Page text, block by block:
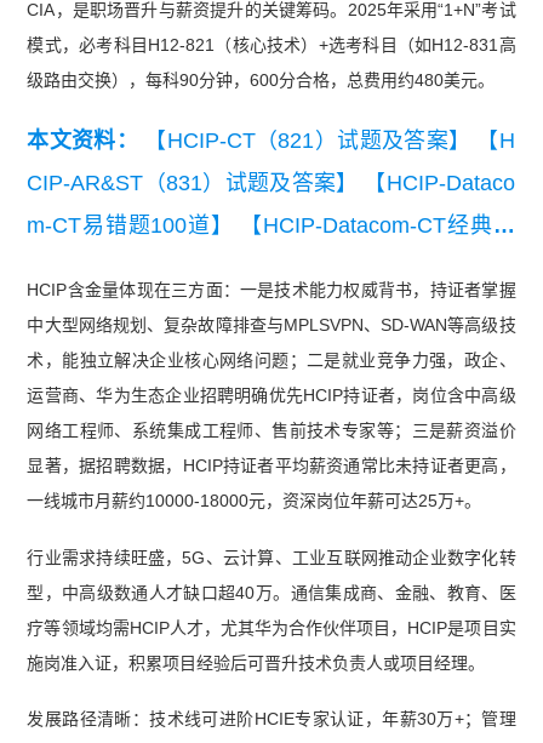
CIA，是职场晋升与薪资提升的关键筹码。2025年采用“1+N”考试
模式，必考科目H12-821（核心技术）+选考科目（如H12-831高
级路由交换），每科90分钟，600分合格，总费用约480美元。
本文资料： 【HCIP-CT（821）试题及答案】
【H
CIP-AR&ST（831）试题及答案】
【HCIP-Dataco
m-CT易错题100道】
【HCIP-Datacom-CT经典例
1）练习题】
HCIP含金量体现在三方面：一是技术能力权威背书，持证者掌握
中大型网络规划、复杂故障排查与MPLSVPN、SD-WAN等高级技
术，能独立解决企业核心网络问题；二是就业竞争力强，政企、
运营商、华为生态企业招聘明确优先HCIP持证者，岗位含中高级
网络工程师、系统集成工程师、售前技术专家等；三是薪资溢价
显著，据招聘数据，HCIP持证者平均薪资通常比未持证者更高，
一线城市月薪约10000-18000元，资深岗位年薪可达25万+。
行业需求持续旺盛，5G、云计算、工业互联网推动企业数字化转
型，中高级数通人才缺口超40万。通信集成商、金融、教育、医
疗等领域均需HCIP人才，尤其华为合作伙伴项目，HCIP是项目实
施岗准入证，积累项目经验后可晋升技术负责人或项目经理。
发展路径清晰：技术线可进阶HCIE专家认证，年薪30万+；管理